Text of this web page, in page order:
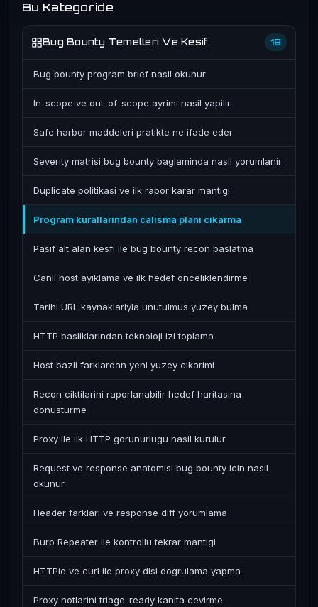
Bu Kategoride
Bug Bounty Temelleri Ve Kesif 18
Bug bounty program brief nasil okunur
In-scope ve out-of-scope ayrimi nasil yapilir
Safe harbor maddeleri pratikte ne ifade eder
Severity matrisi bug bounty baglaminda nasil yorumlanir
Duplicate politikasi ve ilk rapor karar mantigi
Program kurallarindan calisma plani cikarma
Pasif alt alan kesfi ile bug bounty recon baslatma
Canli host ayiklama ve ilk hedef onceliklendirme
Tarihi URL kaynaklariyla unutulmus yuzey bulma
HTTP basliklarindan teknoloji izi toplama
Host bazli farklardan yeni yuzey cikarimi
Recon ciktilarini raporlanabilir hedef haritasina
donusturme
Proxy ile ilk HTTP gorunurlugu nasil kurulur
Request ve response anatomisi bug bounty icin nasil
okunur
Header farklari ve response diff yorumlama
Burp Repeater ile kontrollu tekrar mantigi
HTTPie ve curl ile proxy disi dogrulama yapma
Proxy notlarini triage-ready kanita cevirme